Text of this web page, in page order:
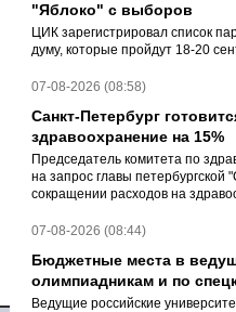
"Яблоко" с выборов
ЦИК зарегистрировал список
думу, которые пройдут 18-20
07-08-2026 (08:58)
Санкт-Петербург
здравоохранение на 15%
Председатель комитета по
на запрос главы
сокращении расходов на
07-08-2026 (08:44)
Бюджетные места в
олимпиадникам и по
Ведущие российские